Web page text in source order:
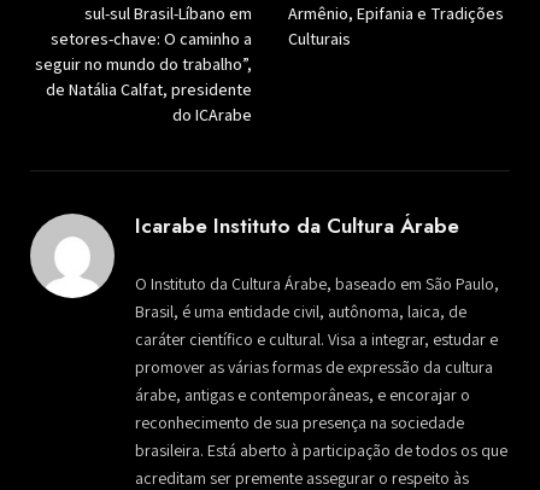
sul-sul Brasil-Líbano em
setores-chave: O caminho a
seguir no mundo do trabalho”,
de Natália Calfat, presidente
do ICArabe
Armênio, Epifania e Tradições
Culturais
Icarabe Instituto da Cultura Árabe
O Instituto da Cultura Árabe, baseado em São Paulo,
Brasil, é uma entidade civil, autônoma, laica, de
caráter científico e cultural. Visa a integrar, estudar e
promover as várias formas de expressão da cultura
árabe, antigas e contemporâneas, e encorajar o
reconhecimento de sua presença na sociedade
brasileira. Está aberto à participação de todos os que
acreditam ser premente assegurar o respeito às